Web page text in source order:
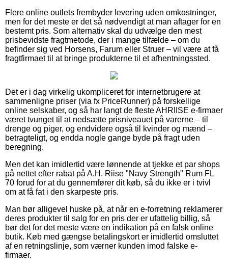
Flere online outlets frembyder levering uden omkostninger,
men for det meste er det så nødvendigt at man aftager for en
bestemt pris. Som alternativ skal du udvælge den mest
prisbevidste fragtmetode, der i mange tilfælde – om du
befinder sig ved Horsens, Farum eller Struer – vil være at få
fragtfirmaet til at bringe produkterne til et afhentningssted.
Det er i dag virkelig ukompliceret for internetbrugere at
sammenligne priser (via fx PriceRunner) på forskellige
online selskaber, og så har langt de fleste AHRIISE e-firmaer
været tvunget til at nedsætte prisniveauet på varerne – til
drenge og piger, og endvidere også til kvinder og mænd –
betragteligt, og endda nogle gange byde på fragt uden
beregning.
Men det kan imidlertid være lønnende at tjekke et par shops
på nettet efter rabat på A.H. Riise "Navy Strength" Rum FL
70 forud for at du gennemfører dit køb, så du ikke er i tvivl
om at få fat i den skarpeste pris.
Man bør alligevel huske på, at når en e-forretning reklamerer
deres produkter til salg for en pris der er ufattelig billig, så
bør det for det meste være en indikation på en falsk online
butik. Køb med gængse betalingskort er imidlertid omsluttet
af en retningslinje, som værner kunden imod falske e-
firmaer.